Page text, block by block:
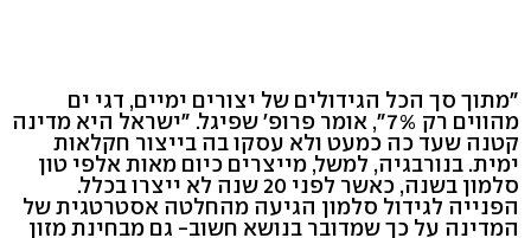
"מתוך סך הכל הגידולים של יצורים ימיים, דגי ים
מהווים רק 7%", אומר פרופ' שפיגל. "ישראל היא מדינה
קטנה שעד כה כמעט ולא עסקו בה בייצור חקלאות
ימית. בנורבגיה, למשל, מייצרים כיום מאות אלפי טון
סלמון בשנה, כאשר לפני 20 שנה לא ייצרו בכלל.
הפנייה לגידול סלמון הגיעה מהחלטה אסטרטגית של
המדינה על כך שמדובר בנושא חשוב- גם מבחינת מזון